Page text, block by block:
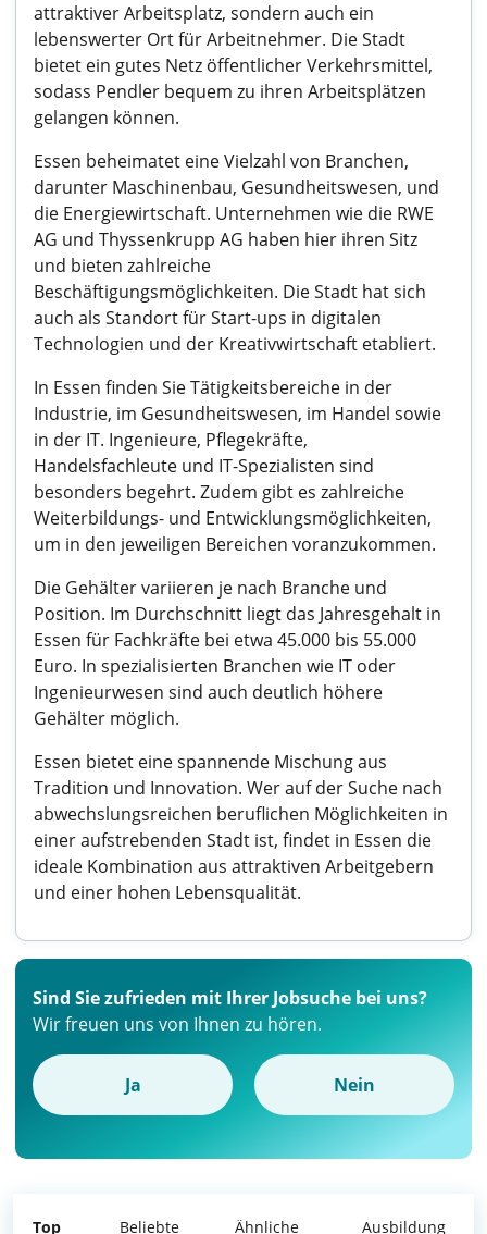
attraktiver Arbeitsplatz, sondern auch ein
lebenswerter Ort für Arbeitnehmer. Die Stadt
bietet ein gutes Netz öffentlicher Verkehrsmittel,
sodass Pendler bequem zu ihren Arbeitsplätzen
gelangen können.
Essen beheimatet eine Vielzahl von Branchen,
darunter Maschinenbau, Gesundheitswesen, und
die Energiewirtschaft. Unternehmen wie die RWE
AG und Thyssenkrupp AG haben hier ihren Sitz
und bieten zahlreiche
Beschäftigungsmöglichkeiten. Die Stadt hat sich
auch als Standort für Start-ups in digitalen
Technologien und der Kreativwirtschaft etabliert.
In Essen finden Sie Tätigkeitsbereiche in der
Industrie, im Gesundheitswesen, im Handel sowie
in der IT. Ingenieure, Pflegekräfte,
Handelsfachleute und IT-Spezialisten sind
besonders begehrt. Zudem gibt es zahlreiche
Weiterbildungs- und Entwicklungsmöglichkeiten,
um in den jeweiligen Bereichen voranzukommen.
Die Gehälter variieren je nach Branche und
Position. Im Durchschnitt liegt das Jahresgehalt in
Essen für Fachkräfte bei etwa 45.000 bis 55.000
Euro. In spezialisierten Branchen wie IT oder
Ingenieurwesen sind auch deutlich höhere
Gehälter möglich.
Essen bietet eine spannende Mischung aus
Tradition und Innovation. Wer auf der Suche nach
abwechslungsreichen beruflichen Möglichkeiten in
einer aufstrebenden Stadt ist, findet in Essen die
ideale Kombination aus attraktiven Arbeitgebern
und einer hohen Lebensqualität.
Sind Sie zufrieden mit Ihrer Jobsuche bei uns?
Wir freuen uns von Ihnen zu hören.
Ja Nein
Top Beliebte Ähnliche Ausbildung